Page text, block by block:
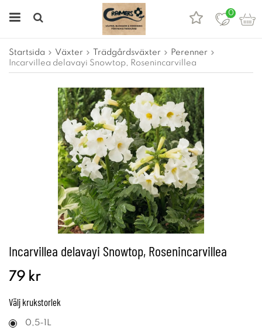
0
Startsida Växter Trädgårdsväxter
Perenner
Incarvillea delavayi Snowtop, Rosenincarvillea
Incarvillea delavayi Snowtop, Rosenincarvillea
79 kr
Välj krukstorlek
0,5-1L